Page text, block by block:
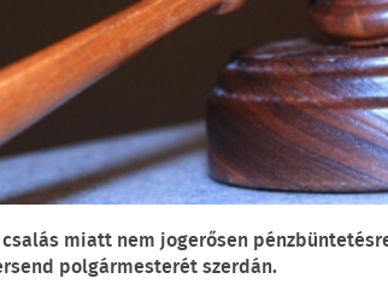
miatt nem jogerősen
polgármesterét szerdán.